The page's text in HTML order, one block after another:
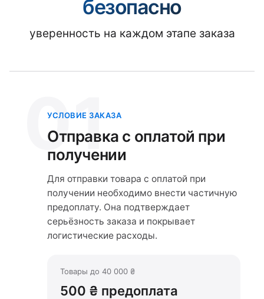
безопасно
уверенность на каждом этапе заказа
01
УСЛОВИЕ ЗАКАЗА
Отправка с оплатой при
получении
Для отправки товара с оплатой при
получении необходимо внести частичную
предоплату. Она подтверждает
серьёзность заказа и покрывает
логистические расходы.
Товары до 40 000 ₴
500 ₴ предоплата